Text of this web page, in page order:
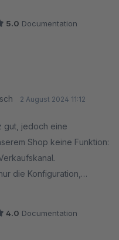
5.0 Documentation
2 August 2024 11:12
gut, jedoch eine
Shop keine Funktion:
die Konfiguration,
Wenn wir in
dies für den entspr.
4.0 Documentation